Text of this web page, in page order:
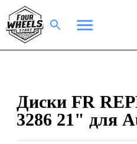
Диски FR
3286 21" для